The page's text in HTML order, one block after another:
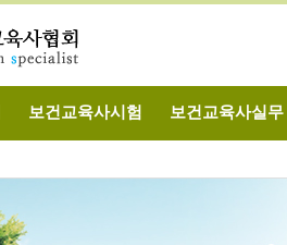
보건교육사시험 보건교육사실무